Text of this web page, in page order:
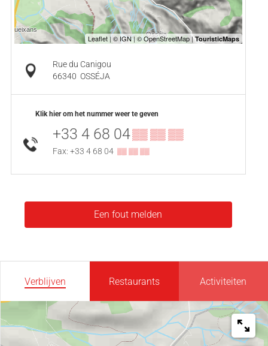
Rue du Canigou
66340 OSSÉJA
Klik hier om het nummer weer te geven
+33 4 68 04▒▒ ▒▒ ▒▒
Fax: +33 4 68 04 ▒▒ ▒▒ ▒▒
Een fout melden
Verblijven Restaurants Activiteiten